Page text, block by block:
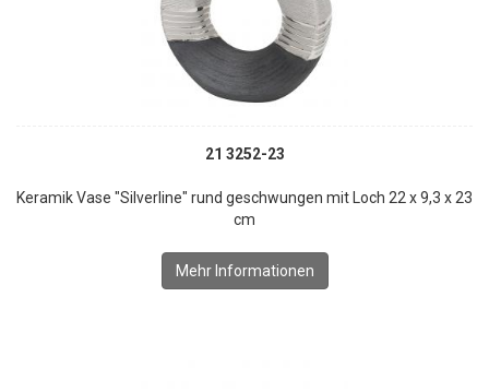
21 3252-23
Keramik Vase "Silverline" rund geschwungen mit Loch 22 x 9,3 x 23
cm
Mehr Informationen